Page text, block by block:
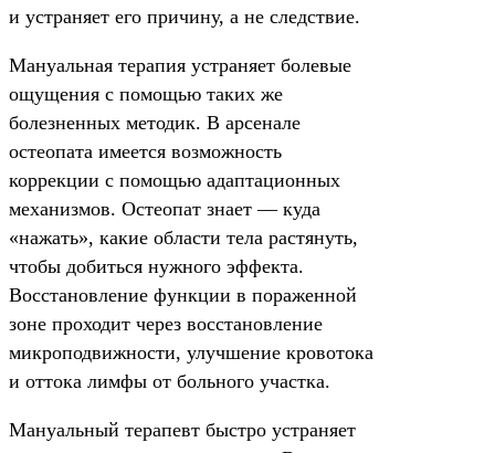
и устраняет его причину, а не следствие.
Мануальная терапия устраняет болевые
ощущения с помощью таких же
болезненных методик. В арсенале
остеопата имеется возможность
коррекции с помощью адаптационных
механизмов. Остеопат знает — куда
«нажать», какие области тела растянуть,
чтобы добиться нужного эффекта.
Восстановление функции в пораженной
зоне проходит через восстановление
микроподвижности, улучшение кровотока
и оттока лимфы от больного участка.
Мануальный терапевт быстро устраняет